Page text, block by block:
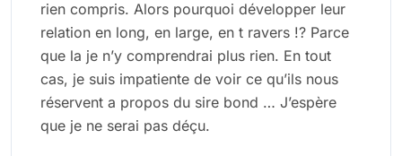
rien compris. Alors pourquoi développer leur
relation en long, en large, en t ravers !? Parce
que la je n’y comprendrai plus rien. En tout
cas, je suis impatiente de voir ce qu’ils nous
réservent a propos du sire bond … J’espère
que je ne serai pas déçu.